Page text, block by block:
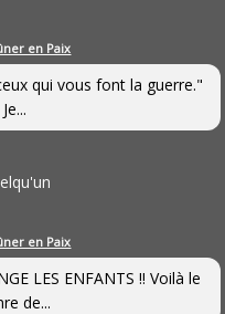
en Paix
qui vous font la guerre."
Je...
en Paix
LES ENFANTS !! Voilà le
de...